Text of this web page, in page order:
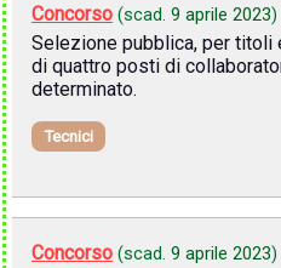
Concorso (scad. 9 aprile 2023)
Selezione pubblica, per titoli
di quattro posti di
determinato.
Tecnici
Concorso (scad. 9 aprile 2023)